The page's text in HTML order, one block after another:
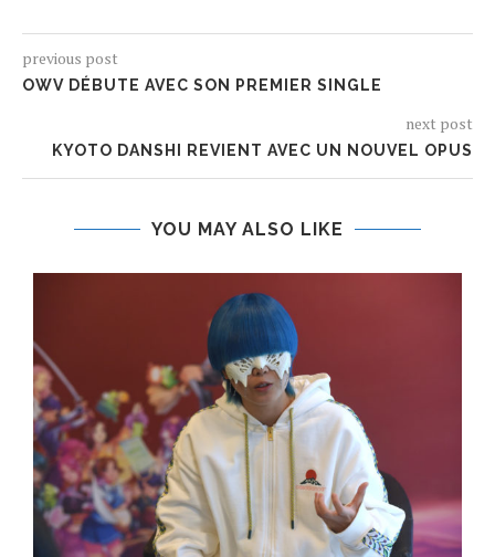
previous post
OWV DÉBUTE AVEC SON PREMIER SINGLE
next post
KYOTO DANSHI REVIENT AVEC UN NOUVEL OPUS
YOU MAY ALSO LIKE